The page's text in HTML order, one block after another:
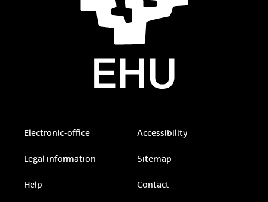
Electronic-office Accessibility
Legal information Sitemap
Help Contact